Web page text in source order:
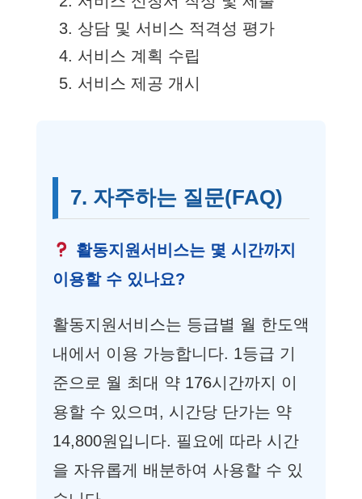
상담 및 서비스 적격성 평가
서비스 계획 수립
서비스 제공 개시
7. 자주하는 질문(FAQ)
활동지원서비스는 몇 시간까지
이용할 수 있나요?
활동지원서비스는 등급별 월 한도액
내에서 이용 가능합니다. 1등급 기
준으로 월 최대 약 176시간까지 이
용할 수 있으며, 시간당 단가는 약
14,800원입니다. 필요에 따라 시간
을 자유롭게 배분하여 사용할 수 있